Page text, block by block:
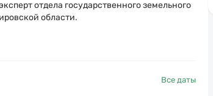
отдела государственного земельного
области.
Все даты